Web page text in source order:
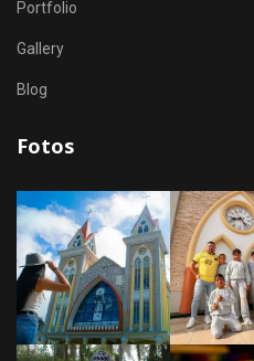
Portfolio
Gallery
Blog
Fotos